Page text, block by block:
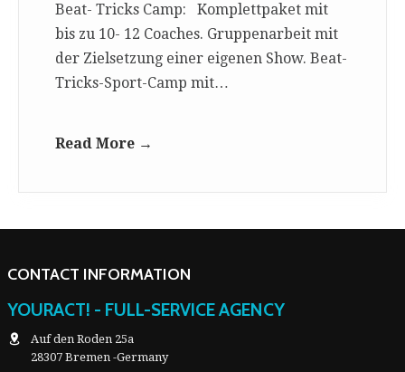
Beat- Tricks Camp: Komplettpaket mit
bis zu 10- 12 Coaches. Gruppenarbeit mit
der Zielsetzung einer eigenen Show. Beat-
Tricks-Sport-Camp mit…
Read More →
CONTACT INFORMATION
YOURACT! - FULL-SERVICE AGENCY
Auf den Roden 25a
28307 Bremen -Germany